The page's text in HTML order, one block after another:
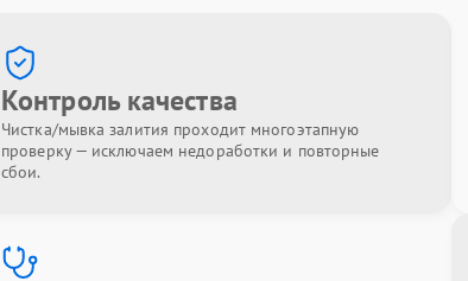
Контроль качества
Чистка/мывка залития проходит многоэтапную
проверку — исключаем недоработки и повторные
сбои.